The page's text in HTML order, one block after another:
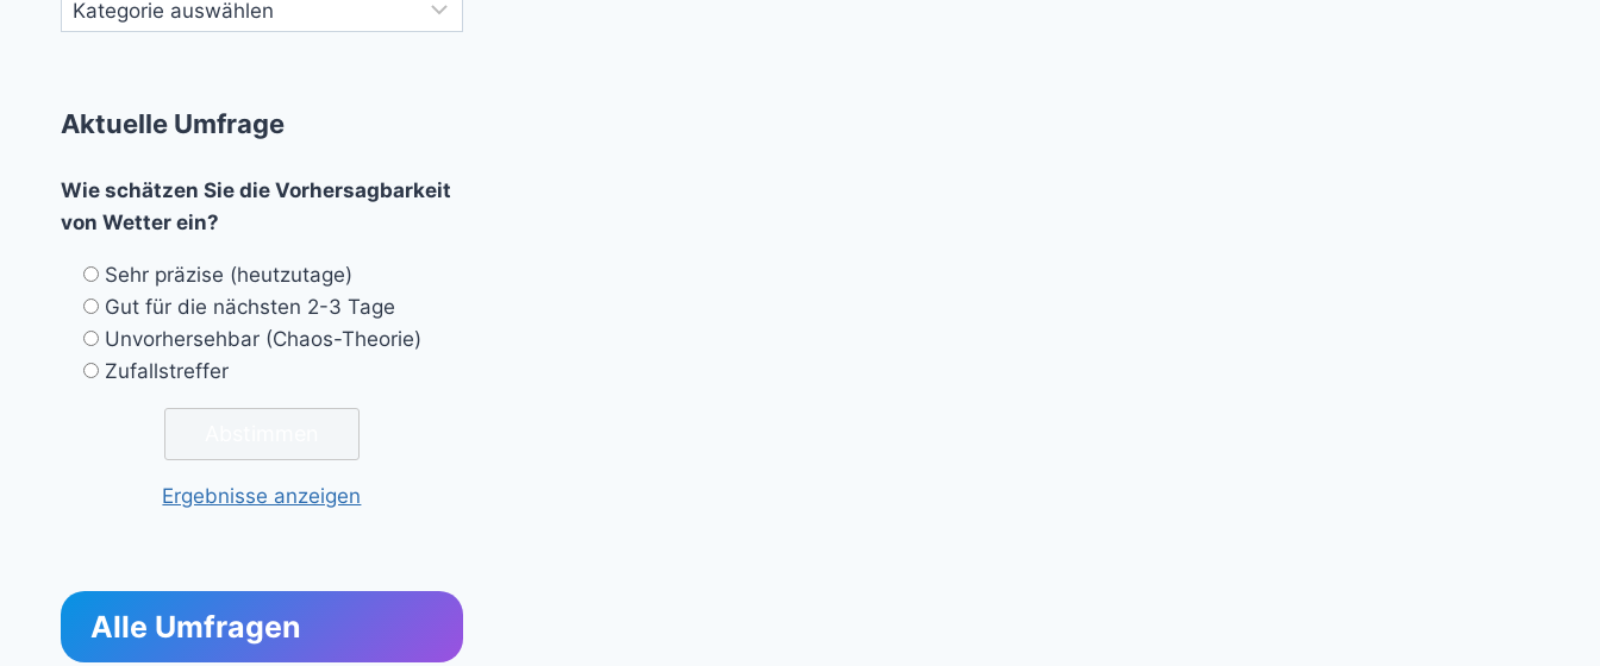
Aktuelle Umfrage
Wie schätzen Sie die Vorhersagbarkeit
von Wetter ein?
Sehr präzise (heutzutage)
Gut für die nächsten 2-3 Tage
Unvorhersehbar (Chaos-Theorie)
Zufallstreffer
Ergebnisse anzeigen
Alle Umfragen